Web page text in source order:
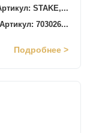
STAKE,...
Артикул: 703026...
Подробнее >